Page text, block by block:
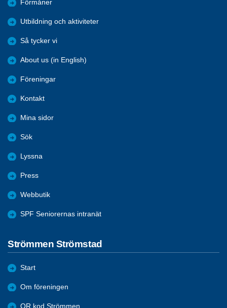
Förmåner
Utbildning och aktiviteter
Så tycker vi
About us (in English)
Föreningar
Kontakt
Mina sidor
Sök
Lyssna
Press
Webbutik
SPF Seniorernas intranät
Strömmen Strömstad
Start
Om föreningen
QR kod Strömmen